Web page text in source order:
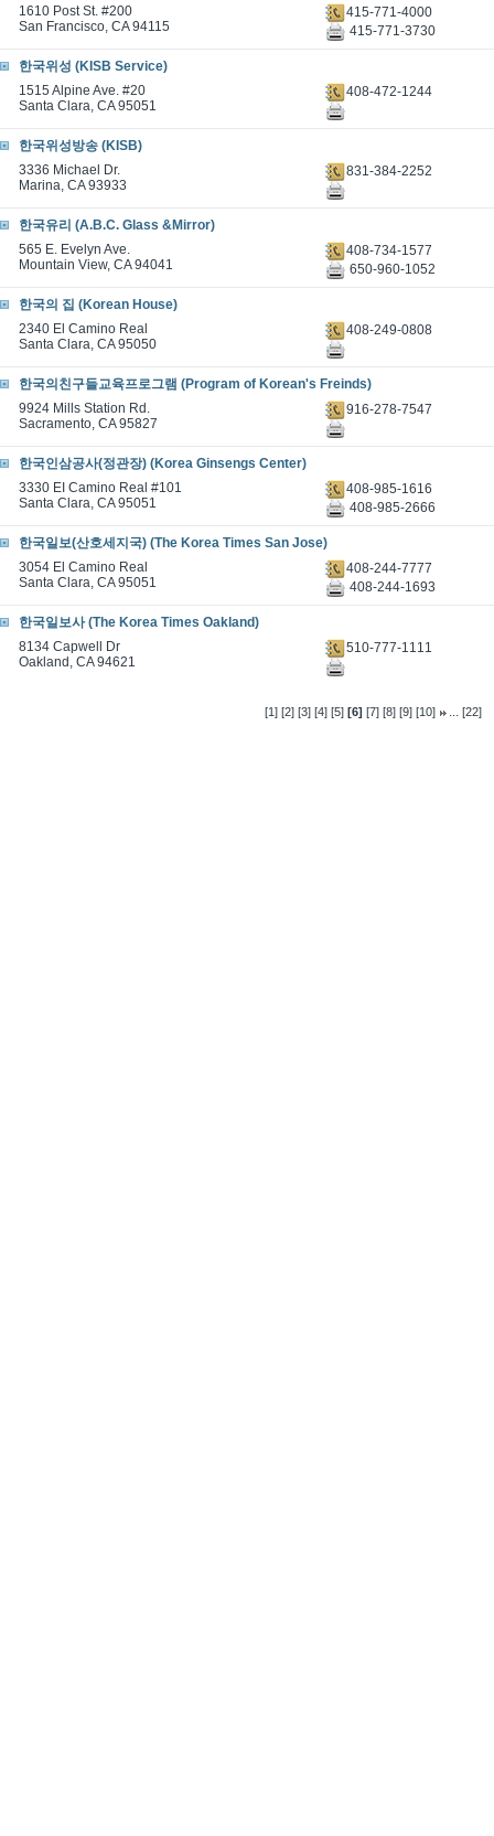
1610 Post St. #200
San Francisco, CA 94115
415-771-4000
415-771-3730
한국위성 (KISB Service)
1515 Alpine Ave. #20
Santa Clara, CA 95051
408-472-1244
한국위성방송 (KISB)
3336 Michael Dr.
Marina, CA 93933
831-384-2252
한국유리 (A.B.C. Glass &Mirror)
565 E. Evelyn Ave.
Mountain View, CA 94041
408-734-1577
650-960-1052
한국의 집 (Korean House)
2340 El Camino Real
Santa Clara, CA 95050
408-249-0808
한국의친구들교육프로그램 (Program of Korean's Freinds)
9924 Mills Station Rd.
Sacramento, CA 95827
916-278-7547
한국인삼공사(정관장) (Korea Ginsengs Center)
3330 EI Camino Real #101
Santa Clara, CA 95051
408-985-1616
408-985-2666
한국일보(산호세지국) (The Korea Times San Jose)
3054 El Camino Real
Santa Clara, CA 95051
408-244-7777
408-244-1693
한국일보사 (The Korea Times Oakland)
8134 Capwell Dr
Oakland, CA 94621
510-777-1111
[1] [2] [3] [4] [5] [6] [7] [8] [9] [10] ...[22]